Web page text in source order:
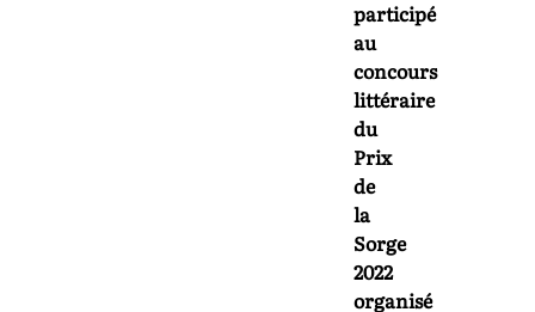
participé
au
concours
littéraire
du
Prix
de
la
Sorge
2022
organisé